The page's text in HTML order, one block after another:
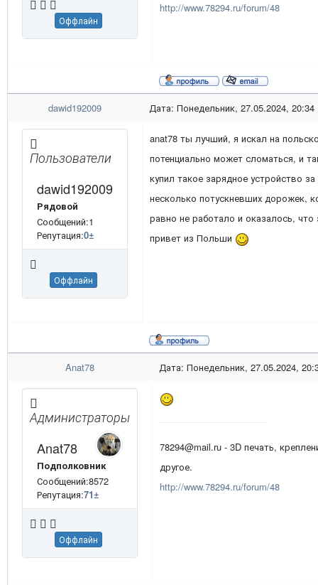
Оффлайн
http://www.78294.ru/forum/48
dawid192009 Дата: Понедельник, 27.05.2024,
Пользователи
dawid192009
Рядовой
Сообщений:1
Репутация:0±
Оффлайн
anat78 ты лучший, я искал на
потенциально может сломаться, и
купил такое зарядное устройство
несколько потускневших дорожек,
равно не работало и оказалось,
привет из Польши
Anat78 Дата: Понедельник, 27.05.2024,
Администраторы
Anat78
Подполковник
Сообщений:8572
Репутация:71±
Оффлайн
78294@mail.ru - 3D печать,
другое.
http://www.78294.ru/forum/48